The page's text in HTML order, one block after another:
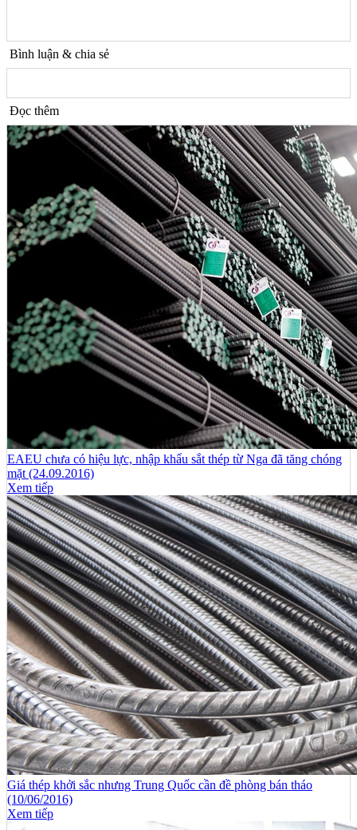
Bình luận & chia sẻ
Đọc thêm
EAEU chưa có hiệu lực, nhập khẩu sắt thép từ Nga đã tăng chóng
mặt (24.09.2016)
Xem tiếp
Giá thép khởi sắc nhưng Trung Quốc cần đề phòng bán tháo
(10/06/2016)
Xem tiếp